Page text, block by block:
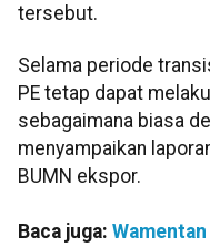
tersebut.
Selama periode
PE tetap dapat
sebagaimana biasa
menyampaikan
BUMN ekspor.
Baca juga: